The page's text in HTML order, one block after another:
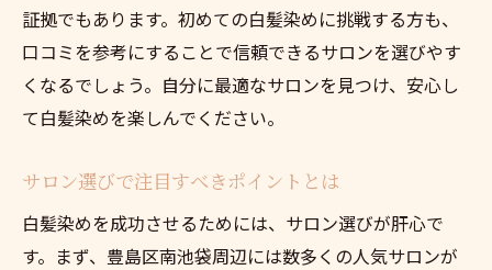
証拠でもあります。初めての白髪染めに挑戦する方も、
口コミを参考にすることで信頼できるサロンを選びやす
くなるでしょう。自分に最適なサロンを見つけ、安心し
て白髪染めを楽しんでください。
サロン選びで注目すべきポイントとは
白髪染めを成功させるためには、サロン選びが肝心で
す。まず、豊島区南池袋周辺には数多くの人気サロンが